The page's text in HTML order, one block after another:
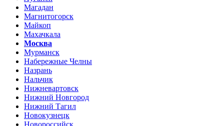
Магадан
Магнитогорск
Майкоп
Махачкала
Москва
Мурманск
Набережные Челны
Назрань
Нальчик
Нижневартовск
Нижний Новгород
Нижний Тагил
Новокузнецк
Новороссийск